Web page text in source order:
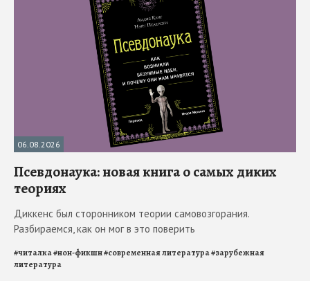
06.08.2026
Псевдонаука: новая книга о самых диких
теориях
Диккенс был сторонником теории самовозгорания.
Разбираемся, как он мог в это поверить
#читалка#нон-фикшн#современная литература#зарубежная
литература